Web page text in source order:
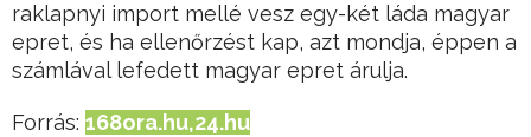
raklapnyi import mellé vesz egy-két láda magyar
epret, és ha ellenőrzést kap, azt mondja, éppen a
számlával lefedett magyar epret árulja.
Forrás: 168ora.hu,24.hu